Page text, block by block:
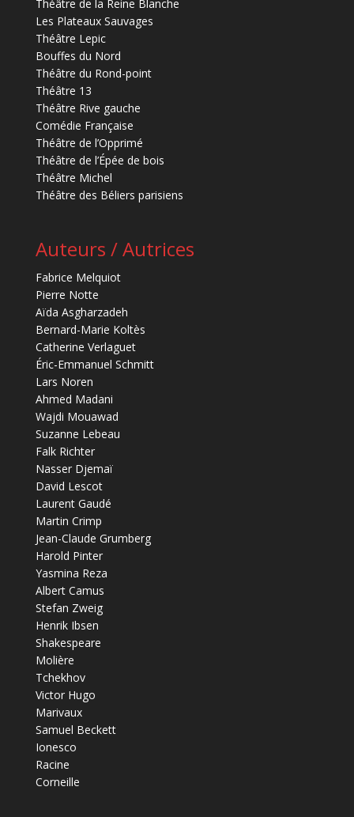
Théâtre de la Reine Blanche
Les Plateaux Sauvages
Théâtre Lepic
Bouffes du Nord
Théâtre du Rond-point
Théâtre 13
Théâtre Rive gauche
Comédie Française
Théâtre de l’Opprimé
Théâtre de l’Épée de bois
Théâtre Michel
Théâtre des Béliers parisiens
Auteurs / Autrices
Fabrice Melquiot
Pierre Notte
Aïda Asgharzadeh
Bernard-Marie Koltès
Catherine Verlaguet
Éric-Emmanuel Schmitt
Lars Noren
Ahmed Madani
Wajdi Mouawad
Suzanne Lebeau
Falk Richter
Nasser Djemaï
David Lescot
Laurent Gaudé
Martin Crimp
Jean-Claude Grumberg
Harold Pinter
Yasmina Reza
Albert Camus
Stefan Zweig
Henrik Ibsen
Shakespeare
Molière
Tchekhov
Victor Hugo
Marivaux
Samuel Beckett
Ionesco
Racine
Corneille